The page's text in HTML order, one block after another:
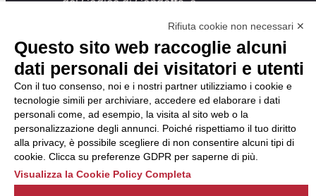
all’Organismo di
Monitoraggio utilizzando
una delle modalità
descritte al seguente
indirizzo web
https://odm-
agenzielavoro.it/reclami/
Rifiuta cookie non necessari ✕
Questo sito web raccoglie alcuni
dati personali dei visitatori e utenti
Con il tuo consenso, noi e i nostri partner utilizziamo i cookie e
tecnologie simili per archiviare, accedere ed elaborare i dati
personali come, ad esempio, la visita al sito web o la
personalizzazione degli annunci. Poiché rispettiamo il tuo diritto
alla privacy, è possibile scegliere di non consentire alcuni tipi di
cookie. Clicca su preferenze GDPR per saperne di più.
Visualizza la Cookie Policy Completa